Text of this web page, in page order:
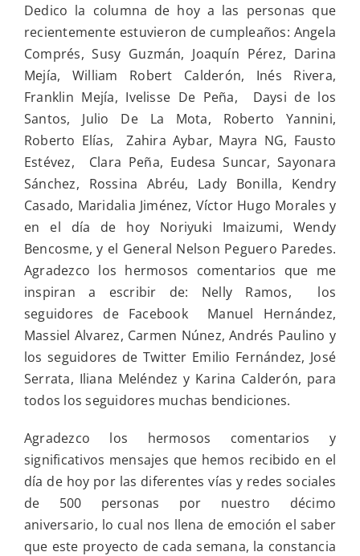
REFLEXIÓN
PERSONAL
LA
VIDA
ES
UN
ACTO
DE
AMOR
Y
FE
Dedico la columna de hoy a las personas que
recientemente estuvieron de cumpleaños: Angela
Comprés, Susy Guzmán, Joaquín Pérez, Darina
Mejía, William Robert Calderón, Inés Rivera,
Franklin Mejía, Ivelisse De Peña, Daysi de los
Santos, Julio De La Mota, Roberto Yannini,
Roberto Elías, Zahira Aybar, Mayra NG, Fausto
Estévez, Clara Peña, Eudesa Suncar, Sayonara
Sánchez, Rossina Abréu, Lady Bonilla, Kendry
Casado, Maridalia Jiménez, Víctor Hugo Morales y
en el día de hoy Noriyuki Imaizumi, Wendy
Bencosme, y el General Nelson Peguero Paredes.
Agradezco los hermosos comentarios que me
inspiran a escribir de: Nelly Ramos, los
seguidores de Facebook Manuel Hernández,
Massiel Alvarez, Carmen Núnez, Andrés Paulino y
los seguidores de Twitter Emilio Fernández, José
Serrata, Iliana Meléndez y Karina Calderón, para
todos los seguidores muchas bendiciones.
Agradezco los hermosos comentarios y
significativos mensajes que hemos recibido en el
día de hoy por las diferentes vías y redes sociales
de 500 personas por nuestro décimo
aniversario, lo cual nos llena de emoción el saber
que este proyecto de cada semana, la constancia